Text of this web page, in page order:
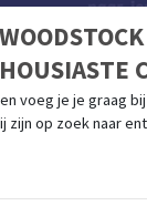
voeg je je graag
zijn op zoek naar